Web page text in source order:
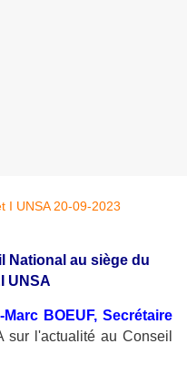
National au siège du
UNSA
BOEUF, Secrétaire
sur l'actualité au Conseil